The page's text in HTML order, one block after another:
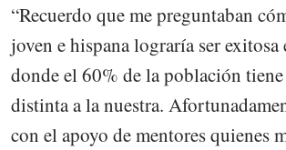
“Recuerdo que me preguntaban
joven e hispana lograría ser exitosa
donde el 60% de la población
distinta a la nuestra.
con el apoyo de mentores quienes